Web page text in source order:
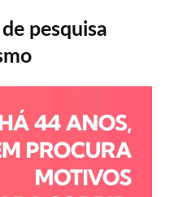
pesquisa